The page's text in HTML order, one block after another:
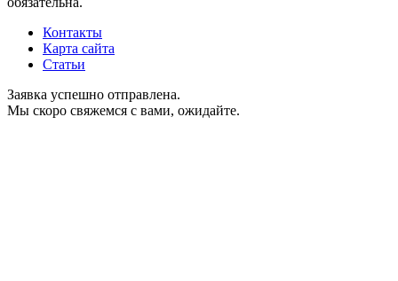
Контакты
Карта сайта
Статьи
Заявка успешно отправлена.
Мы скоро свяжемся с вами, ожидайте.